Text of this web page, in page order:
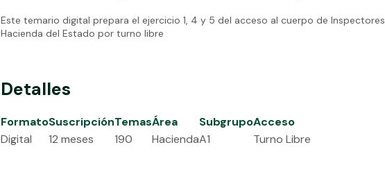
Este temario digital prepara el ejercicio 1, 4 y 5 del acceso al cuerpo de Inspectores
Hacienda del Estado por turno libre
Detalles
Formato
Digital
Suscripción
12 meses
Temas
190
Área
Hacienda
Subgrupo
A1
Acceso
Turno Libre